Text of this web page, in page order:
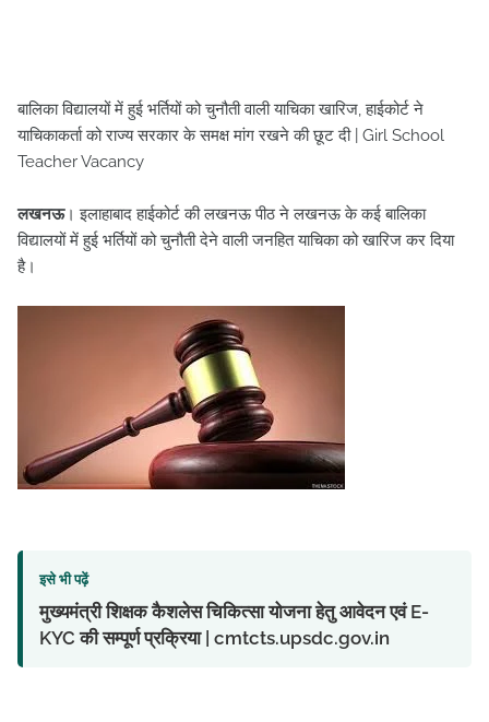
बालिका विद्यालयों में हुई भर्तियों को चुनौती वाली याचिका खारिज, हाईकोर्ट ने
याचिकाकर्ता को राज्य सरकार के समक्ष मांग रखने की छूट दी | Girl School
Teacher Vacancy
लखनऊ। इलाहाबाद हाईकोर्ट की लखनऊ पीठ ने लखनऊ के कई बालिका
विद्यालयों में हुई भर्तियों को चुनौती देने वाली जनहित याचिका को खारिज कर दिया
है।
इसे भी पढ़ें
मुख्यमंत्री शिक्षक कैशलेस चिकित्सा योजना हेतु आवेदन एवं E-
KYC की सम्पूर्ण प्रक्रिया | cmtcts.upsdc.gov.in